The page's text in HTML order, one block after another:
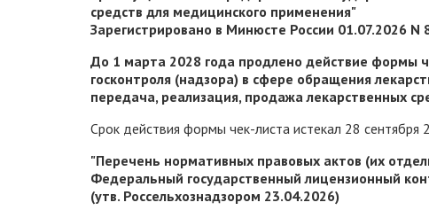
средств для медицинского применения"
Зарегистрировано в Минюсте России 01.07.2026 N
До 1 марта 2028 года продлено действие формы
госконтроля (надзора) в сфере обращения
передача, реализация, продажа лекарственных
Срок действия формы чек-листа истекал 28 сентября
"Перечень нормативных правовых актов (их
Федеральный государственный лицензионный
(утв. Россельхознадзором 23.04.2026)